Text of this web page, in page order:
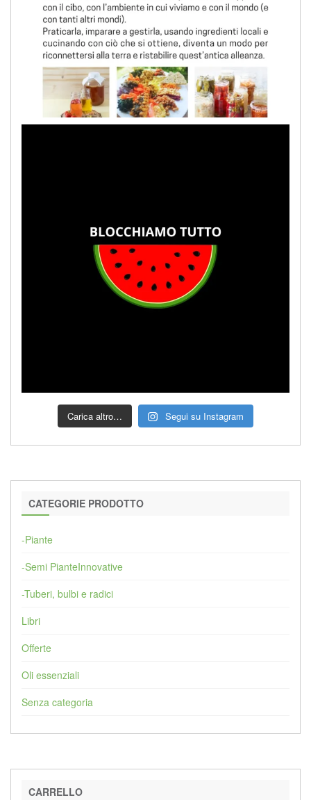
Carica altro… Segui su Instagram
CATEGORIE PRODOTTO
-Piante
-Semi PianteInnovative
-Tuberi, bulbi e radici
Libri
Offerte
Oli essenziali
Senza categoria
CARRELLO